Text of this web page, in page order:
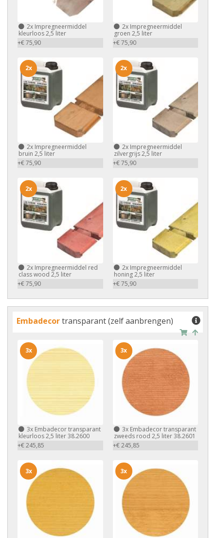
2x Impregneermiddel
kleurloos 2,5 liter
+€ 75,90
2xImpregneermiddel
groen 2,5 liter
+€ 75,90
2x Impregneermiddel
bruin 2,5 liter
+€ 75,90
2x
2xImpregneermiddel
zilvergrijs 2,5 liter
+€ 75,90
2x
2x Impregneermiddel red
class wood 2,5 liter
+€ 75,90
2x
2xImpregneermiddel
honing 2,5 liter
+€ 75,90
2x
Embadecortransparant (zelf aanbrengen)
3x Embadecor transparant
kleurloos 2,5 liter 38.2600
+€ 245,85
3x
3xEmbadecor transparant
zweeds rood 2,5 liter 38.2601
+€ 245,85
3x
3x 3x